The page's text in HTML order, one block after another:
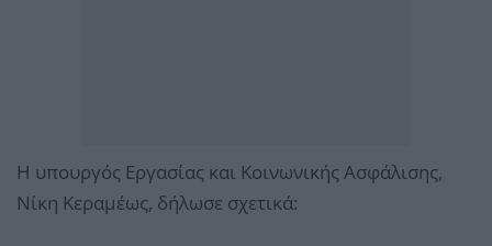
Η υπουργός Εργασίας και Κοινωνικής Ασφάλισης,
Νίκη Κεραμέως, δήλωσε σχετικά: